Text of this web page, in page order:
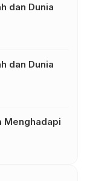
dan Dunia
dan Dunia
Menghadapi